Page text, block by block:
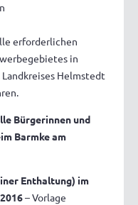
erforderlichen
in
Helmstedt
Bürgerinnen und
Barmke am
Enthaltung) im
– Vorlage